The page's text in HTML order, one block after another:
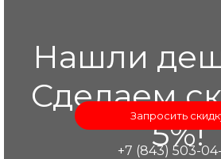
Нашли
Сделаем
5%!
Запросить
+7 (843) 503-